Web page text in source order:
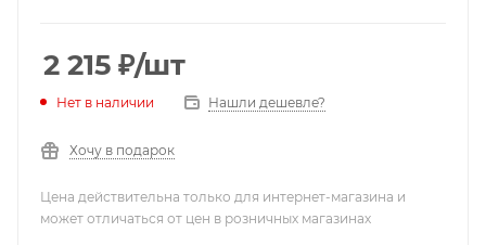
2 215 ₽/шт
Нет в наличии Нашли дешевле?
Хочу в подарок
Цена действительна только для интернет-магазина и
может отличаться от цен в розничных магазинах